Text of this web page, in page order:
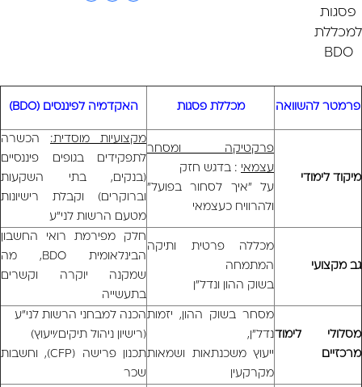
פסגות
למכללת
BDO
פרמטר להשוואה מכללת פסגות האקדמיה לפיננסים (BDO)
מיקוד לימודי
פרקטיקה ומסחר
עצמאי : בדגש חזק
על "איך לסחור בפועל"
ולהרוויח כעצמאי
מקצועיות מוסדית: הכשרה
לתפקידים בגופים פיננסיים
(בנקים, בתי השקעות
וברוקרים) וקבלת רישיונות
מטעם הרשות לני"ע
גב מקצועי
מכללה פרטית ותיקה
המתמחה
בשוק ההון ונדל"ן
חלק מפירמת רואי החשבון
הבינלאומית BDO, מה
שמקנה יוקרה וקשרים
בתעשייה
מסלולי לימוד
מרכזיים
מסחר בשוק ההון, יזמות
נדל"ן,
ייעוץ משכנתאות ושמאות
מקרקעין
הכנה למבחני הרשות לני"ע
(רישיון ניהול תיקים/ייעוץ)
תכנון פרישה (CFP), וחשבות
שכר